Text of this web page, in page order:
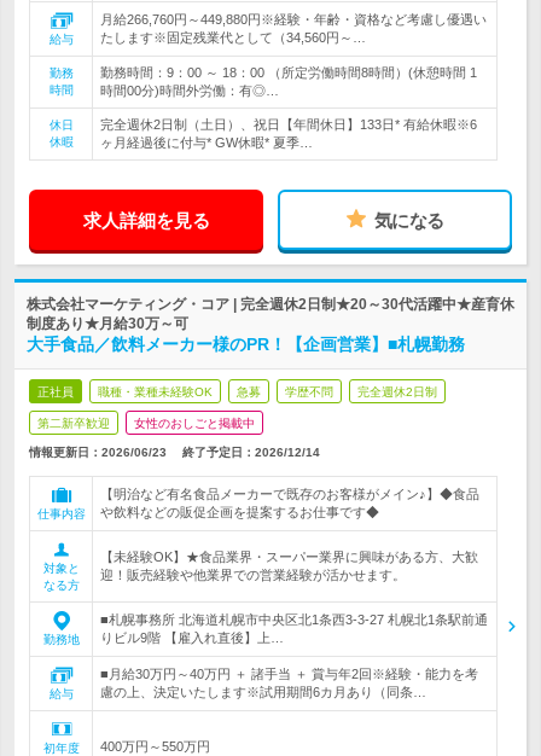
給与
月給266,760円～449,880円※経験・年齢・資格など考慮し優遇い
たします※固定残業代として（34,560円～…
勤務
時間
勤務時間：9：00 ～ 18：00 （所定労働時間8時間）(休憩時間 1
時間00分)時間外労働：有◎…
休日
休暇
完全週休2日制（土日）、祝日【年間休日】133日* 有給休暇※6
ヶ月経過後に付与* GW休暇* 夏季…
求人詳細を見る 気になる
株式会社マーケティング・コア | 完全週休2日制★20～30代活躍中★産育休
制度あり★月給30万～可
大手食品／飲料メーカー様のPR！【企画営業】■札幌勤務
正社員 職種・業種未経験OK 急募 学歴不問 完全週休2日制
第二新卒歓迎 女性のおしごと掲載中
情報更新日：2026/06/23 終了予定日： 2026/12/14
仕事内容
【明治など有名食品メーカーで既存のお客様がメイン♪】◆食品
や飲料などの販促企画を提案するお仕事です◆
対象と
なる方
【未経験OK】★食品業界・スーパー業界に興味がある方、大歓
迎！販売経験や他業界での営業経験が活かせます。
勤務地
■札幌事務所 北海道札幌市中央区北1条西3-3-27 札幌北1条駅前通
りビル9階 【雇入れ直後】上…
給与
■月給30万円～40万円 ＋ 諸手当 ＋ 賞与年2回※経験・能力を考
慮の上、決定いたします※試用期間6カ月あり（同条…
初年度
400万円～550万円